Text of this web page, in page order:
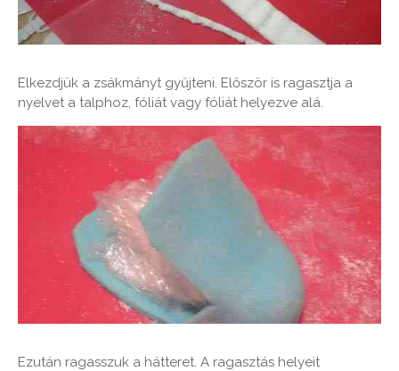
Elkezdjük a zsákmányt gyűjteni. Először is ragasztja a
nyelvet a talphoz, fóliát vagy fóliát helyezve alá.
Ezután ragasszuk a hátteret. A ragasztás helyeit